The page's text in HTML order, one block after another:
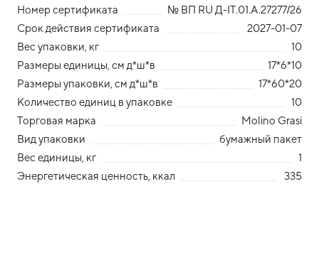
Номер сертификата
№ ВП RU Д-IT.01.A.27277/26
Срок действия сертификата
2027-01-07
Вес упаковки, кг
10
Размеры единицы, см д*ш*в
17*6*10
Размеры упаковки, см д*ш*в
17*60*20
Количество единиц в упаковке
10
Торговая марка
Molino Grasi
Вид упаковки
бумажный пакет
Вес единицы, кг
1
Энергетическая ценность, ккал
335